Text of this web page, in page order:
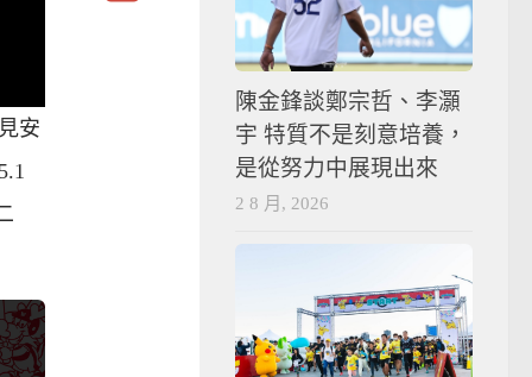
安
陳金鋒談鄭宗哲、李灝
宇 特質不是刻意培養，
是從努力中展現出來
2 8 月, 2026